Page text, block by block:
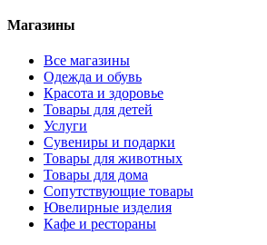
Магазины
Все магазины
Одежда и обувь
Красота и здоровье
Товары для детей
Услуги
Сувениры и подарки
Товары для животных
Товары для дома
Сопутствующие товары
Ювелирные изделия
Кафе и рестораны